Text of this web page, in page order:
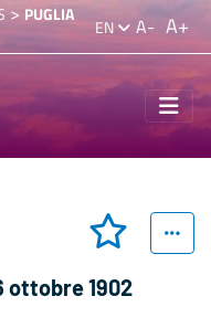
> PUGLIA
EN A- A+
ottobre 1902